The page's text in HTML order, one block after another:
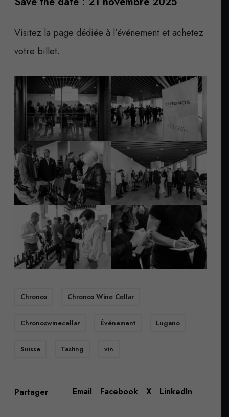
Visitez la page dédiée à l’événement et achetez
votre billet.
Chronos Chronos Wine Cellar
Chronoswinecellar Événement Lugano
Suisse Tasting vin
Partager Email Facebook X LinkedIn